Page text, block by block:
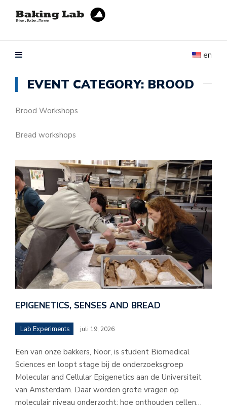
en
EVENT CATEGORY: BROOD
Brood Workshops
Bread workshops
EPIGENETICS, SENSES AND BREAD
Lab Experiments juli 19, 2026
Een van onze bakkers, Noor, is student Biomedical
Sciences en loopt stage bij de onderzoeksgroep
Molecular and Cellular Epigenetics aan de Universiteit
van Amsterdam. Daar worden grote vragen op
moleculair niveau onderzocht: hoe onthouden cellen…